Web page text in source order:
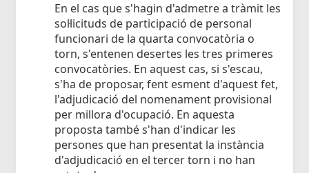
En el cas que s'hagin d'admetre a tràmit les
sol·licituds de participació de personal
funcionari de la quarta convocatòria o
torn, s'entenen desertes les tres primeres
convocatòries. En aquest cas, si s'escau,
s'ha de proposar, fent esment d'aquest fet,
l'adjudicació del nomenament provisional
per millora d'ocupació. En aquesta
proposta també s'han d'indicar les
persones que han presentat la instància
d'adjudicació en el tercer torn i no han